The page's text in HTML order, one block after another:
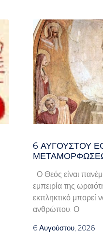
6 ΑΥΓΟΥΣΤΟΥ
Ο Θεός είναι
εμπειρία της
εκπληκτικό μπορεί
ανθρώπου. Ο
6 Αυγούστου, 2026